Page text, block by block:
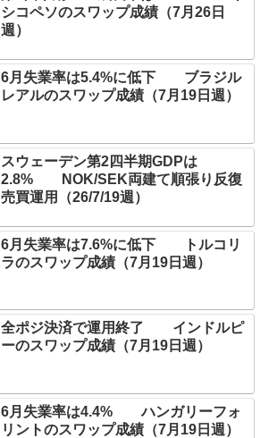
シコペソのスワップ成績（7月26日
週）
6月失業率は5.4%に低下 ブラジル
レアルのスワップ成績（7月19日週）
スウェーデン第2四半期GDPは
2.8% NOK/SEK両建て順張り反復
売買運用（26/7/19週）
6月失業率は7.6%に低下 トルコリ
ラのスワップ成績（7月19日週）
全ポジ決済で運用終了 インドルピ
ーのスワップ成績（7月19日週）
6月失業率は4.4% ハンガリーフォ
リントのスワップ成績（7月19日週）